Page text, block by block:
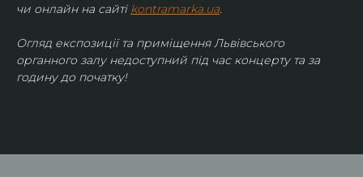
чи онлайн на сайті kontramarka.ua.
Огляд експозиції та приміщення Львівського
органного залу недоступний під час концерту та за
годину до початку!